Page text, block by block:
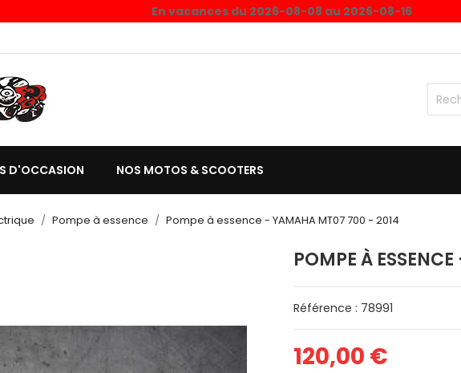
En vacances du 2026-08-08 au 2026-08-16
D'OCCASION NOS MOTOS & SCOOTERS
Pompe à essence Pompe à essence - YAMAHA MT07 700 - 2014
POMPE À
Référence : 78991
120,00 €